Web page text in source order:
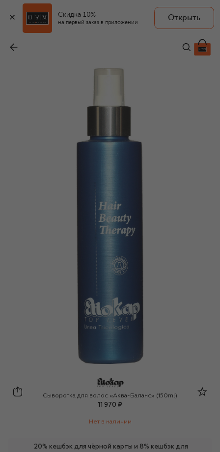
Скидка 10%
на первый заказ в приложении
Открыть
11 970 ₽
ElioKap
Сыворотка для волос «Аква-Баланс» (150ml)
11 970 ₽
Нет в наличии
20% кешбэк для чёрной карты и 8% кешбэк для